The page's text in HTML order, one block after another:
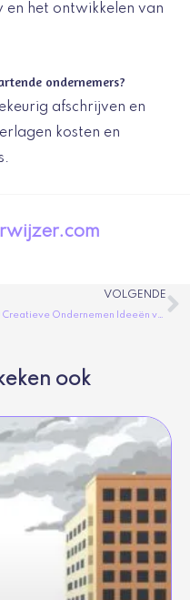
het ontwikkelen van
ondernemers?
afschrijven en
kosten en
VOLGENDE
30 Creatieve Ondernemen Ideeën voor Startende Ondernemers
ook